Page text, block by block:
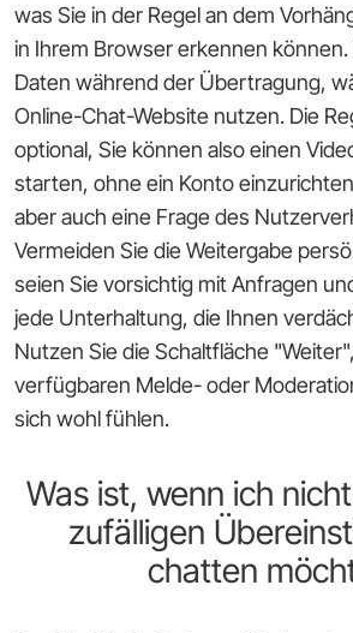
was Sie in der Regel an dem
in Ihrem Browser erkennen
Daten während der Übertragung,
Online-Chat-Website nutzen. Die
optional, Sie können also einen
starten, ohne ein Konto
aber auch eine Frage des
Vermeiden Sie die Weitergabe
seien Sie vorsichtig mit Anfragen
jede Unterhaltung, die Ihnen
Nutzen Sie die Schaltfläche
verfügbaren Melde- oder
sich wohl fühlen.
Was ist, wenn ich
zufälligen
chatten